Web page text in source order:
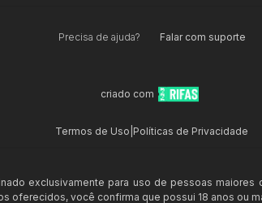
Precisa de ajuda? Falar com suporte
criado com
Termos de Uso Políticas de Privacidade
exclusivamente para uso de pessoas maiores
oferecidos, você confirma que possui 18 anos ou